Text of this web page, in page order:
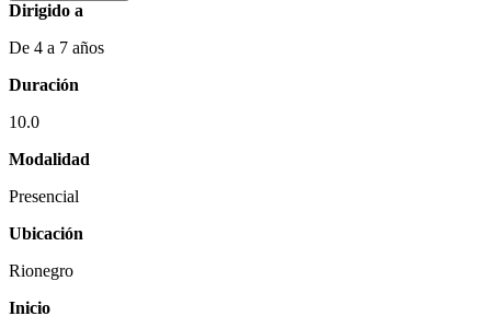
Dirigido a
De 4 a 7 años
Duración
10.0
Modalidad
Presencial
Ubicación
Rionegro
Inicio